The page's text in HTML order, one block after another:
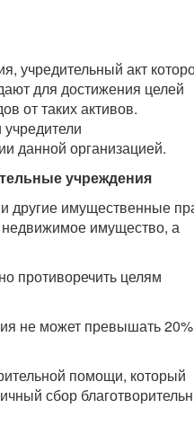
учредительный акт
для достижения целей
от таких активов.
данной организацией.
учреждения
другие имущественные
недвижимое имущество, а
противоречить целям
не может превышать 20%
помощи, который
сбор